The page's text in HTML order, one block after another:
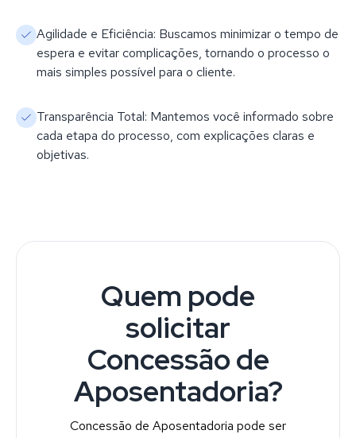
Agilidade e Eficiência: Buscamos minimizar o tempo de
espera e evitar complicações, tornando o processo o
mais simples possível para o cliente.
Transparência Total: Mantemos você informado sobre
cada etapa do processo, com explicações claras e
objetivas.
Quem pode
solicitar
Concessão de
Aposentadoria?
Concessão de Aposentadoria pode ser